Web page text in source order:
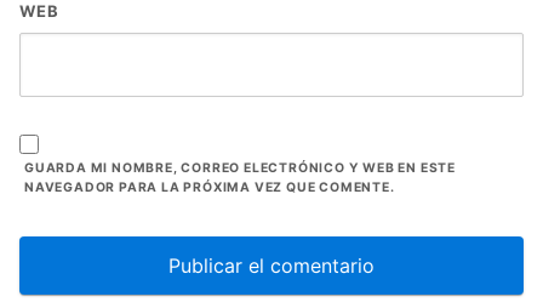
WEB
GUARDA MI NOMBRE, CORREO ELECTRÓNICO Y WEB EN ESTE
NAVEGADOR PARA LA PRÓXIMA VEZ QUE COMENTE.